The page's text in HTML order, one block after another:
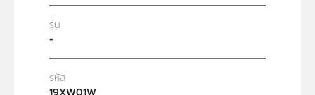
รุ่น
-
รหัส